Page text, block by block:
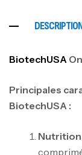
BiotechUSA
Principales
BiotechUSA :